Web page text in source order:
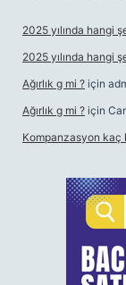
2025 yılında hangi
2025 yılında hangi
Ağırlık g mi ? için
Ağırlık g mi ? için
Kompanzasyon kaç